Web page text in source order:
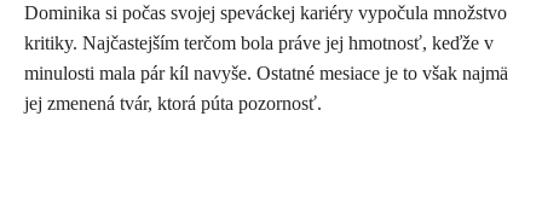
Dominika si počas svojej speváckej kariéry vypočula množstvo
kritiky. Najčastejším terčom bola práve jej hmotnosť, keďže v
minulosti mala pár kíl navyše. Ostatné mesiace je to však najmä
jej zmenená tvár, ktorá púta pozornosť.